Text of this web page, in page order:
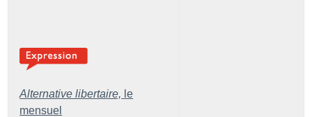
Alternative libertaire, le
mensuel